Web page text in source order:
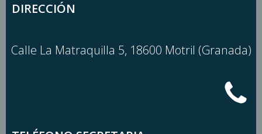
DIRECCIÓN
Calle La Matraquilla 5, 18600 Motril (Granada)